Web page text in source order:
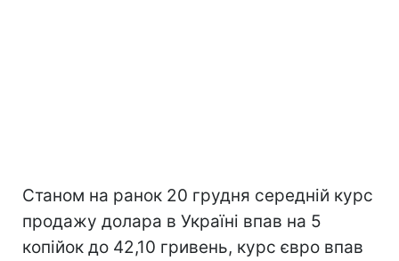
Станом на ранок 20 грудня середній курс
продажу долара в Україні впав на 5
копійок до 42,10 гривень, курс євро впав